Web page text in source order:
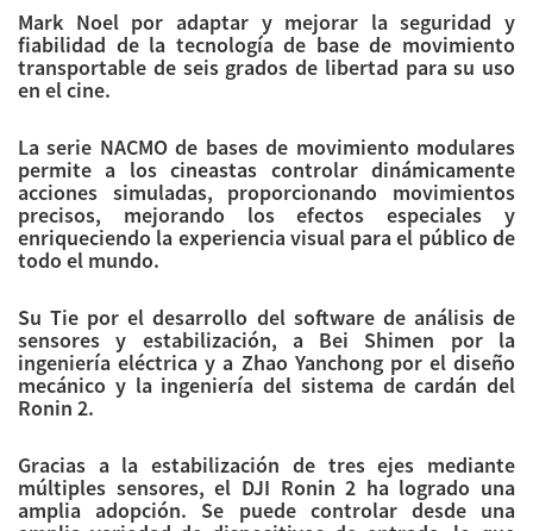
Mark Noel por adaptar y mejorar la seguridad y
fiabilidad de la tecnología de base de movimiento
transportable de seis grados de libertad para su uso
en el cine.
La serie NACMO de bases de movimiento modulares
permite a los cineastas controlar dinámicamente
acciones simuladas, proporcionando movimientos
precisos, mejorando los efectos especiales y
enriqueciendo la experiencia visual para el público de
todo el mundo.
Su Tie por el desarrollo del software de análisis de
sensores y estabilización, a Bei Shimen por la
ingeniería eléctrica y a Zhao Yanchong por el diseño
mecánico y la ingeniería del sistema de cardán del
Ronin 2.
Gracias a la estabilización de tres ejes mediante
múltiples sensores, el DJI Ronin 2 ha logrado una
amplia adopción. Se puede controlar desde una